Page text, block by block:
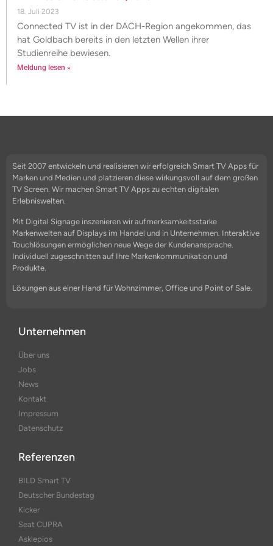
18. Juli 2023
Connected TV ist in der DACH-Region angekommen, das
hat Goldbach bereits in den letzten Wellen ihrer
Studienreihe bewiesen.
Meldung lesen »
Seit 2007 entwickeln und realisieren wir erfolgreich Smart TV Apps für
Marken und Medien und platzieren diese wirkungsvoll auf dem großen
TV Screen. Wir machen Smart TV Apps zu echten digitalen
Erlebniswelten.
Mit Digital Signage inszenieren wir aufmerksamkeitsstarke
Markenwelten auf Displays im Handel und in Unternehmen. Interaktive
Touchlösungen ermöglichen neue Wege der Kundenansprache.
Individuell zugeschnitten auf Ihre Markenkommunikation und
Produkte.
Lösungen aus einer Hand für Wohnzimmer, Office und Point of Sale.
Unternehmen
Über uns
Jobs
News
Kontakt
Impressum
Datenschutz
Referenzen
BILD Smart TV
Deutscher Bundestag
Kicker
Seat CUPRA
Asklepios